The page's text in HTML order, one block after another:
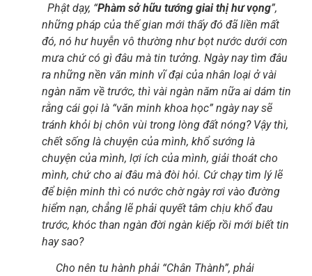
Phật dạy, “Phàm sở hữu tướng giai thị hư vọng”,
những pháp của thế gian mới thấy đó đã liền mất
đó, nó hư huyễn vô thường như bọt nước dưới cơn
mưa chứ có gì đâu mà tin tưởng. Ngày nay tìm đâu
ra những nền văn minh vĩ đại của nhân loại ở vài
ngàn năm về trước, thì vài ngàn năm nữa ai dám tin
rằng cái gọi là “văn minh khoa học” ngày nay sẽ
tránh khỏi bị chôn vùi trong lòng đất nóng? Vậy thì,
chết sống là chuyện của mình, khổ sướng là
chuyện của mình, lợi ích của mình, giải thoát cho
mình, chứ cho ai đâu mà đòi hỏi. Cứ chạy tìm lý lẽ
để biện minh thì có nước chờ ngày rơi vào đường
hiểm nạn, chẳng lẽ phải quyết tâm chịu khổ đau
trước, khóc than ngàn đời ngàn kiếp rồi mới biết tin
hay sao?
Cho nên tu hành phải “Chân Thành”, phải